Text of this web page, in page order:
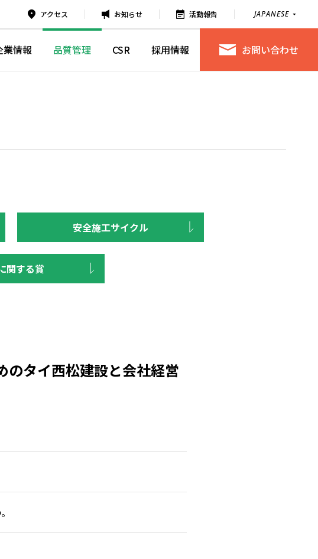
アクセス お知らせ 活動報告 JAPANESE
業情報 品質管理 CSR 採用情報 お問い合わせ
安全施工サイクル
関する賞
のタイ西松建設と会社経営